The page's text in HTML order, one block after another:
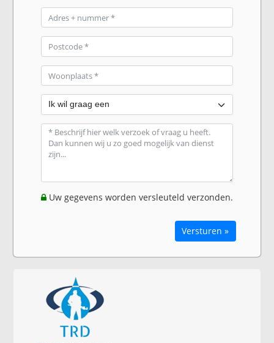
Uw gegevens worden versleuteld verzonden.
Versturen »